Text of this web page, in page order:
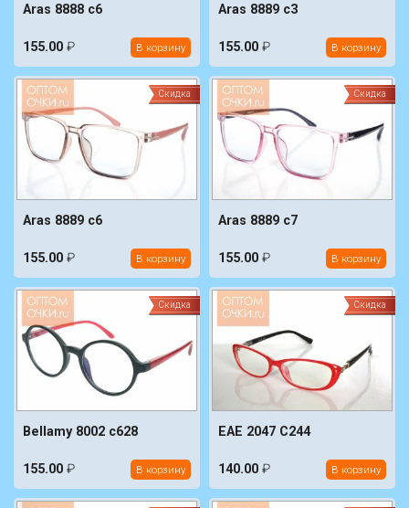
Aras 8888 c6
155.00 ₽ В корзину
Aras 8889 c3
155.00 ₽ В корзину
Скидка
Aras 8889 c6
155.00 ₽ В корзину
Скидка
Aras 8889 c7
155.00 ₽ В корзину
Скидка
Bellamy 8002 c628
155.00 ₽ В корзину
Скидка
EAE 2047 C244
140.00 ₽ В корзину